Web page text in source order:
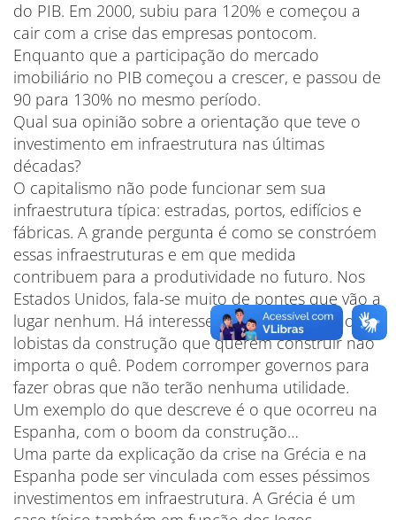
do PIB. Em 2000, subiu para 120% e começou a
cair com a crise das empresas pontocom.
Enquanto que a participação do mercado
imobiliário no PIB começou a crescer, e passou de
90 para 130% no mesmo período.
Qual sua opinião sobre a orientação que teve o
investimento em infraestrutura nas últimas
décadas?
O capitalismo não pode funcionar sem sua
infraestrutura típica: estradas, portos, edifícios e
fábricas. A grande pergunta é como se constróem
essas infraestruturas e em que medida
contribuem para a produtividade no futuro. Nos
Estados Unidos, fala-se muito de pontes que vão a
lugar nenhum. Há interesses muito grandes dos
lobistas da construção que querem construir não
importa o quê. Podem corromper governos para
fazer obras que não terão nenhuma utilidade.
Um exemplo do que descreve é o que ocorreu na
Espanha, com o boom da construção…
Uma parte da explicação da crise na Grécia e na
Espanha pode ser vinculada com esses péssimos
investimentos em infraestrutura. A Grécia é um